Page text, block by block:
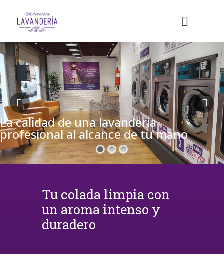
La calidad de una lavandería
profesional al alcance de tu mano
Tu colada limpia con
un aroma intenso y
duradero